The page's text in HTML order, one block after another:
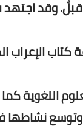
وقد
من أكثر من 135 دولة. كما تم
اللغوية
.. وتوسع